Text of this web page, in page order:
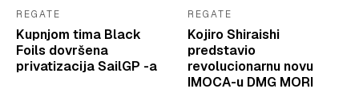
REGATE
Kupnjom tima Black
Foils dovršena
privatizacija SailGP -a
REGATE
Kojiro Shiraishi
predstavio
revolucionarnu novu
IMOCA-u DMG MORI